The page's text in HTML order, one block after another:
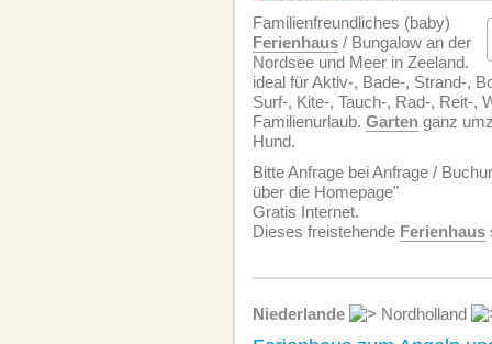
Familien­freundliches (baby)
Ferienhaus / Bungalow an der
Nordsee und Meer in Zeeland.
ideal für Aktiv-, Bade-, Strand-,
Surf-, Kite-, Tauch-, Rad-, Reit-,
Familienurlaub. Garten ganz
Hund.
Bitte Anfrage bei Anfrage /
über die Homepage"
Gratis Internet.
Dieses freistehende Ferienhaus
Niederlande Nordholland